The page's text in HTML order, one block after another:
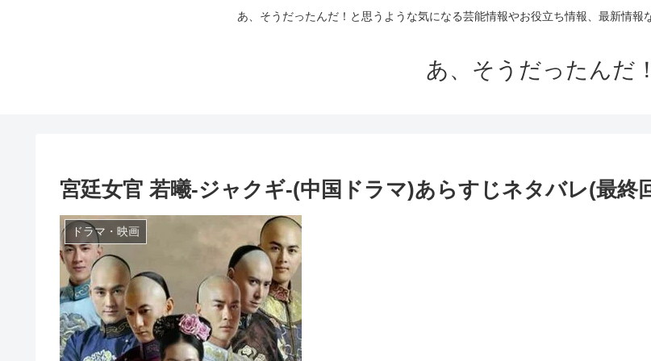
あ、そうだったんだ！と思うような気になる芸能情報やお役立ち情報、最新情報
あ、そうだったんだ！
宮廷女官 若曦-ジャクギ-(中国ドラマ)あらすじネタバレ(最終
ドラマ・映画